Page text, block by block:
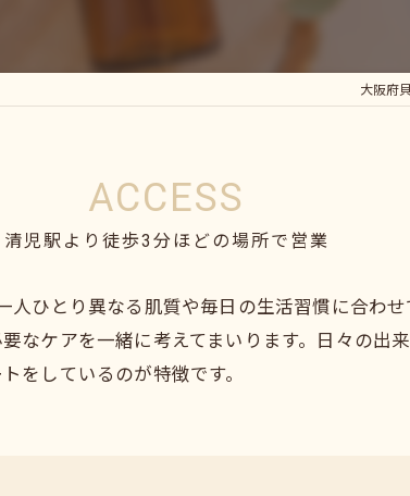
大阪府
清児駅より徒歩3分ほどの場所で営業
ACCESS
ひとり異なる肌質や毎日の生活習慣に合わ
なケアを一緒に考えてまいります。日々の出
をしているのが特徴です。